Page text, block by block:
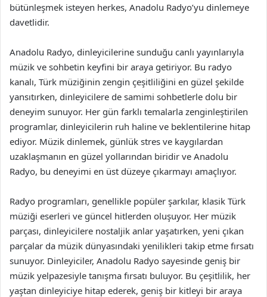
bütünleşmek isteyen herkes, Anadolu Radyo’yu dinlemeye
davetlidir.
Anadolu Radyo, dinleyicilerine sunduğu canlı yayınlarıyla
müzik ve sohbetin keyfini bir araya getiriyor. Bu radyo
kanalı, Türk müziğinin zengin çeşitliliğini en güzel şekilde
yansıtırken, dinleyicilere de samimi sohbetlerle dolu bir
deneyim sunuyor. Her gün farklı temalarla zenginleştirilen
programlar, dinleyicilerin ruh haline ve beklentilerine hitap
ediyor. Müzik dinlemek, günlük stres ve kaygılardan
uzaklaşmanın en güzel yollarından biridir ve Anadolu
Radyo, bu deneyimi en üst düzeye çıkarmayı amaçlıyor.
Radyo programları, genellikle popüler şarkılar, klasik Türk
müziği eserleri ve güncel hitlerden oluşuyor. Her müzik
parçası, dinleyicilere nostaljik anlar yaşatırken, yeni çıkan
parçalar da müzik dünyasındaki yenilikleri takip etme fırsatı
sunuyor. Dinleyiciler, Anadolu Radyo sayesinde geniş bir
müzik yelpazesiyle tanışma fırsatı buluyor. Bu çeşitlilik, her
yaştan dinleyiciye hitap ederek, geniş bir kitleyi bir araya